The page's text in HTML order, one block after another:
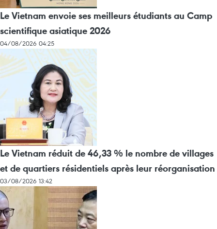
Le Vietnam envoie ses meilleurs étudiants au Camp
scientifique asiatique 2026
04/08/2026 04:25
Le Vietnam réduit de 46,33 % le nombre de villages
et de quartiers résidentiels après leur réorganisation
03/08/2026 13:42